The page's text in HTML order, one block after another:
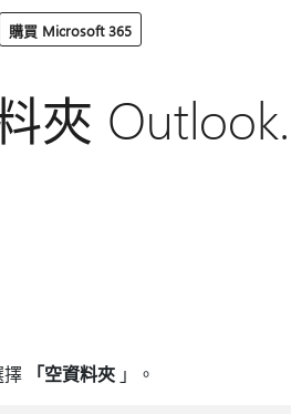
購買 Microsoft 365
夾
擇 「空資料夾」。